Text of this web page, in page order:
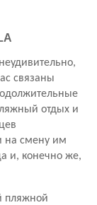
связаны
отдых и
на смену им
и, конечно же,
пляжной